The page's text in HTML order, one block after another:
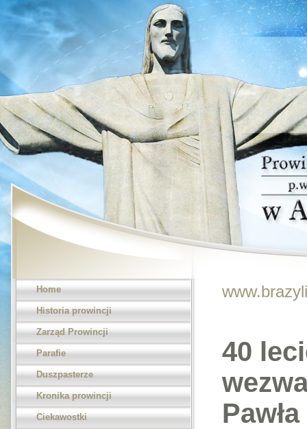
Home
Historia prowincji
Zarząd Prowincji
Parafie
Duszpasterze
Kronika prowincji
Ciekawostki
40